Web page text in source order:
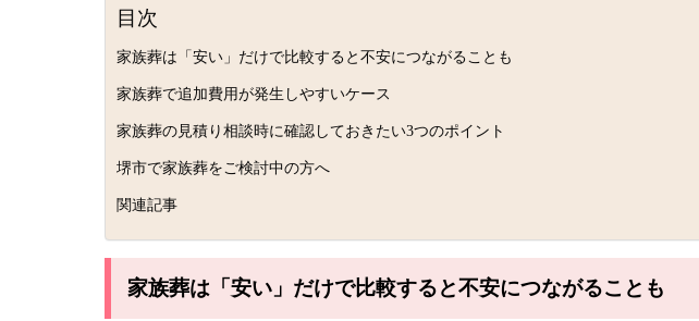
目次
家族葬は「安い」だけで比較すると不安につながることも
家族葬で追加費用が発生しやすいケース
家族葬の見積り相談時に確認しておきたい3つのポイント
堺市で家族葬をご検討中の方へ
関連記事
家族葬は「安い」だけで比較すると不安につながることも